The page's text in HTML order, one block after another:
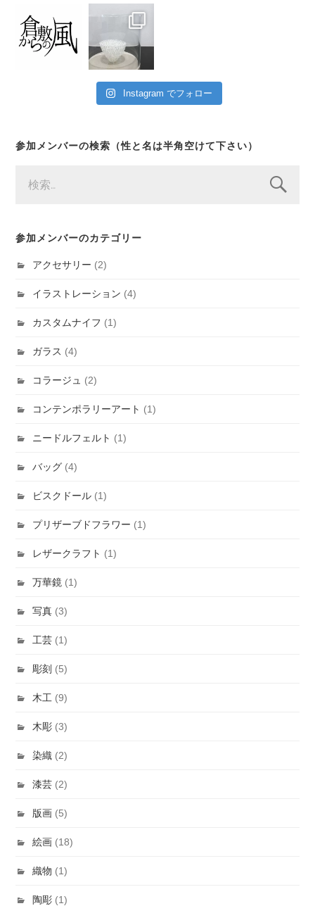
Instagram でフォロー
参加メンバーの検索（性と名は半角空けて下さい）
索:
参加メンバーのカテゴリー
アクセサリー (2)
イラストレーション (4)
カスタムナイフ (1)
ガラス (4)
コラージュ (2)
コンテンポラリーアート (1)
ニードルフェルト (1)
バッグ (4)
ビスクドール (1)
プリザーブドフラワー (1)
レザークラフト (1)
万華鏡 (1)
写真 (3)
工芸 (1)
彫刻 (5)
木工 (9)
木彫 (3)
染織 (2)
漆芸 (2)
版画 (5)
絵画 (18)
織物 (1)
陶彫 (1)